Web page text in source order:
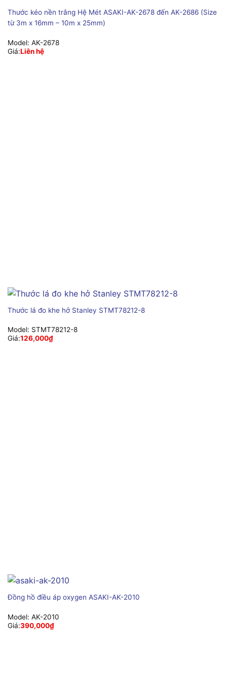
Thước kéo nền trắng Hệ Mét ASAKI-AK-2678 đến AK-2686 (Size
từ 3m x 16mm – 10m x 25mm)
Model: AK-2678
Giá:Liên hệ
Thước lá đo khe hở Stanley STMT78212-8
Model: STMT78212-8
Giá:126,000₫
Đồng hồ điều áp oxygen ASAKI-AK-2010
Model: AK-2010
Giá:390,000₫